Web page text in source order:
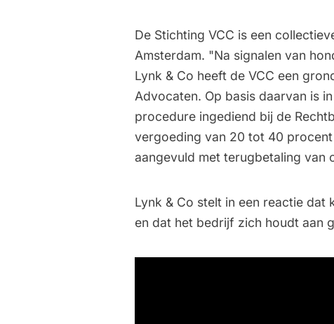
De Stichting VCC is een
Amsterdam. "Na signalen van
Lynk & Co heeft de VCC een
Advocaten. Op basis daarvan is
procedure ingediend bij de
vergoeding van 20 tot 40
aangevuld met terugbetaling van
Lynk & Co stelt in een reactie dat
en dat het bedrijf zich houdt aan